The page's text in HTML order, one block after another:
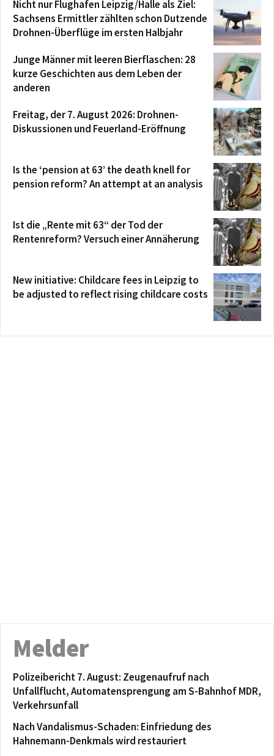
Nicht nur Flughafen Leipzig/Halle als Ziel:
Sachsens Ermittler zählten schon Dutzende
Drohnen-Überflüge im ersten Halbjahr
Junge Männer mit leeren Bierflaschen: 28
kurze Geschichten aus dem Leben der
anderen
Freitag, der 7. August 2026: Drohnen-
Diskussionen und Feuerland-Eröffnung
Is the ‘pension at 63’ the death knell for
pension reform? An attempt at an analysis
Ist die „Rente mit 63“ der Tod der
Rentenreform? Versuch einer Annäherung
New initiative: Childcare fees in Leipzig to
be adjusted to reflect rising childcare costs
Melder
Polizeibericht 7. August: Zeugenaufruf nach
Unfallflucht, Automatensprengung am S-Bahnhof MDR,
Verkehrsunfall
Nach Vandalismus-Schaden: Einfriedung des
Hahnemann-Denkmals wird restauriert